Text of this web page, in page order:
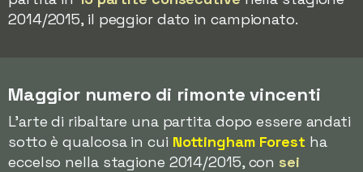
2014/2015, il peggior dato in campionato.
Maggior numero di rimonte vincenti
L'arte di ribaltare una partita dopo essere andati
sotto è qualcosa in cui Nottingham Forest ha
eccelso nella stagione 2014/2015, con sei